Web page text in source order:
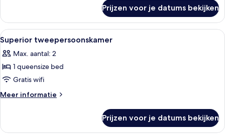
Prijzen voor je datums bekijken
Alle
foto's
voor
Superior
tweepersoonskamer
laden
Een hotelkamer met een groot bed,
5
Superior tweepersoonskamer
Max. aantal: 2
1 queensize bed
Gratis wifi
Meer informatie
Meer
tweepersoonskamer
Prijzen voor je datums bekijken